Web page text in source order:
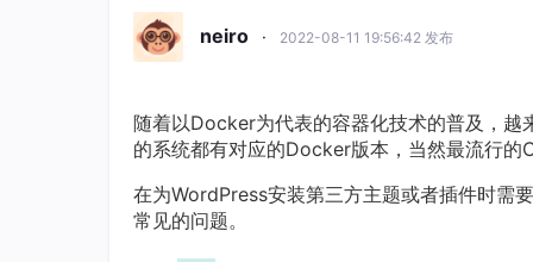
neiro · 2022-08-11 19:56:42 发布
随着以Docker为代表的容器化技术的普及，
的系统都有对应的Docker版本，当然最流行
在为WordPress安装第三方主题或者插件时需
常见的问题。